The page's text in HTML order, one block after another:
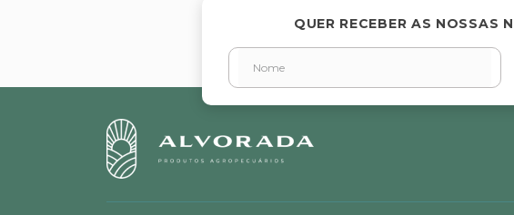
Endereço de email
Escreva uma avaliação
QUER RECEBER AS NOSSAS